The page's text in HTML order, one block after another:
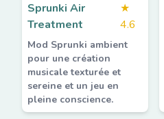
Sprunki Air
Treatment
★
4.6
Mod Sprunki ambient
pour une création
musicale texturée et
sereine et un jeu en
pleine conscience.